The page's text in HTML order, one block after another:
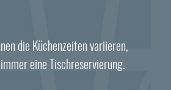
die Küchenzeiten variieren,
eine Tischreservierung.